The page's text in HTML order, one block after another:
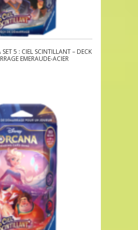
5 : CIEL SCINTILLANT – DECK
EMERAUDE-ACIER